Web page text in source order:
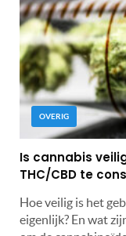
OVERIG
Is cannabis
THC/CBD te
Hoe veilig is het
eigenlijk? En wat